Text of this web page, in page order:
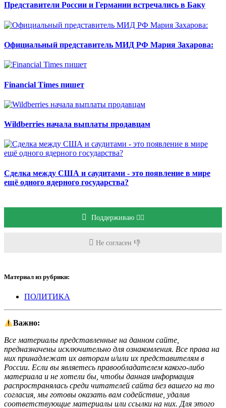
Представители России и Германии встречались в Баку
Официальный представитель МИД РФ Мария Захарова:
Financial Times пишет
Wildberries начала выплаты продавцам
Сделка между США и саудитами - это появление в мире
ещё одного ядерного государства?
Поддерживаю 👍🏻
Не согласен 👎
Материал из рубрики:
ПОЛИТИКА
Важно:
Все материалы представленные на данном сайте,
предназначены исключительно для ознакомления. Все права на
них принадлежат их авторам и/или их представителям в
России. Если вы являетесь правообладателем какого-либо
материала и не хотели бы, чтобы данная информация
распространялась среди читателей сайта без вашего на то
согласия, мы готовы оказать вам содействие, удалив
соответствующие материалы или ссылки на них. Для этого